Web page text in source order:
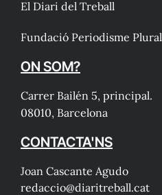
El Diari del Treball
Fundació Periodisme Plural
ON SOM?
Carrer Bailén 5, principal.
08010, Barcelona
CONTACTA'NS
Joan Cascante Agudo
redaccio@diaritreball.cat